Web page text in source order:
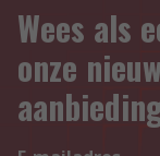
Wees als
onze